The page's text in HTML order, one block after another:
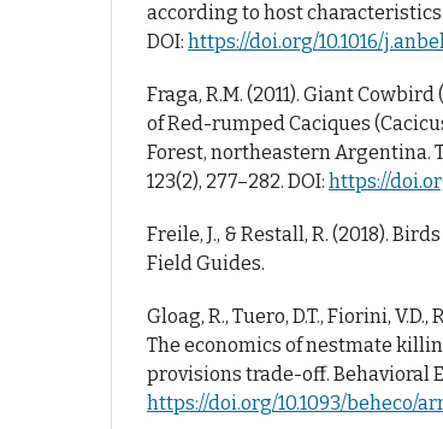
according to host
DOI: https://doi.org/10.1016/
Fraga, R.M. (2011). Giant
of Red-rumped Caciques
Forest, northeastern Argentina.
123(2), 277–282. DOI: https://
Freile, J., & Restall, R. (2018).
Field Guides.
Gloag, R., Tuero, D.T., Fiorini, V.D.,
The economics of nestmate
provisions trade-off. Behavioral
https://doi.org/10.1093/beheco/